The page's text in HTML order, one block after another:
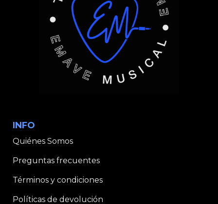
INFO
Quiénes Somos
Preguntas frecuentes
Términos y condiciones
Políticas de devolución